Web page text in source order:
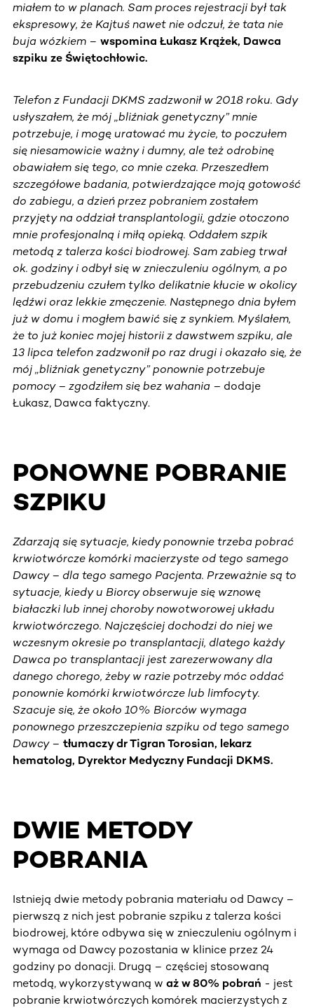
miałem to w planach. Sam proces rejestracji był tak
ekspresowy, że Kajtuś nawet nie odczuł, że tata nie
buja wózkiem – wspomina Łukasz Krążek, Dawca
szpiku ze Świętochłowic.
Telefon z Fundacji DKMS zadzwonił w 2018 roku. Gdy
usłyszałem, że mój „bliźniak genetyczny” mnie
potrzebuje, i mogę uratować mu życie, to poczułem
się niesamowicie ważny i dumny, ale też odrobinę
obawiałem się tego, co mnie czeka. Przeszedłem
szczegółowe badania, potwierdzające moją gotowość
do zabiegu, a dzień przez pobraniem zostałem
przyjęty na oddział transplantologii, gdzie otoczono
mnie profesjonalną i miłą opieką. Oddałem szpik
metodą z talerza kości biodrowej. Sam zabieg trwał
ok. godziny i odbył się w znieczuleniu ogólnym, a po
przebudzeniu czułem tylko delikatnie kłucie w okolicy
lędźwi oraz lekkie zmęczenie. Następnego dnia byłem
już w domu i mogłem bawić się z synkiem. Myślałem,
że to już koniec mojej historii z dawstwem szpiku, ale
13 lipca telefon zadzwonił po raz drugi i okazało się, że
mój „bliźniak genetyczny” ponownie potrzebuje
pomocy – zgodziłem się bez wahania – dodaje
Łukasz, Dawca faktyczny.
PONOWNE POBRANIE
SZPIKU
Zdarzają się sytuacje, kiedy ponownie trzeba pobrać
krwiotwórcze komórki macierzyste od tego samego
Dawcy – dla tego samego Pacjenta. Przeważnie są to
sytuacje, kiedy u Biorcy obserwuje się wznowę
białaczki lub innej choroby nowotworowej układu
krwiotwórczego. Najczęściej dochodzi do niej we
wczesnym okresie po transplantacji, dlatego każdy
Dawca po transplantacji jest zarezerwowany dla
danego chorego, żeby w razie potrzeby móc oddać
ponownie komórki krwiotwórcze lub limfocyty.
Szacuje się, że około 10% Biorców wymaga
ponownego przeszczepienia szpiku od tego samego
Dawcy – tłumaczy dr Tigran Torosian, lekarz
hematolog, Dyrektor Medyczny Fundacji DKMS.
DWIE METODY
POBRANIA
Istnieją dwie metody pobrania materiału od Dawcy –
pierwszą z nich jest pobranie szpiku z talerza kości
biodrowej, które odbywa się w znieczuleniu ogólnym i
wymaga od Dawcy pozostania w klinice przez 24
godziny po donacji. Drugą – częściej stosowaną
metodą, wykorzystywaną w aż w 80% pobrań - jest
pobranie krwiotwórczych komórek macierzystych z